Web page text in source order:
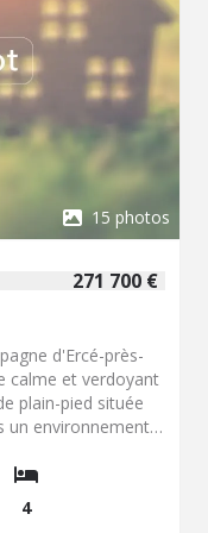
15 photos
271 700 €
d'Ercé-près-
calme et verdoyant
plain-pied située
un environnement
une cuisine
lumineux
ainsi qu'une
4